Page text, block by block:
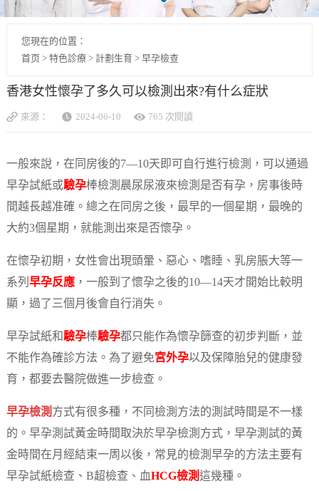
您現在的位置：
首页 > 特色診療> 計劃生育> 早孕檢查
香港女性懷孕了多久可以檢測出來?有什么症狀
來源： 2024-06-10 765 次閱讀
一般來說，在同房後的7—10天即可自行進行檢測，可以通過
早孕試紙或驗孕棒檢測晨尿尿液來檢測是否有孕，房事後時
間越長越准確。總之在同房之後，最早的一個星期，最晚的
大約3個星期，就能測出來是否懷孕。
在懷孕初期，女性會出現頭暈、惡心、嗜睡、乳房脹大等一
系列 早孕反應，一般到了懷孕之後的10—14天才開始比較明
顯，過了三個月後會自行消失。
早孕試紙和驗孕棒驗孕都只能作為懷孕篩查的初步判斷，並
不能作為確診方法。為了避免宮外孕以及保障胎兒的健康發
育，都要去醫院做進一步檢查。
早孕檢測 方式有很多種，不同檢測方法的測試時間是不一樣
的。早孕測試黃金時間取決於早孕檢測方式，早孕測試的黃
金時間在月經結束一周以後，常見的檢測早孕的方法主要有
早孕試紙檢查、B超檢查、血HCG檢測這幾種。